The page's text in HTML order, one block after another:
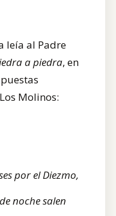
leía al Padre
a piedra, en
Molinos:
Diezmo,
salen